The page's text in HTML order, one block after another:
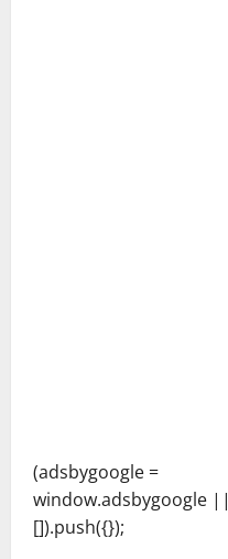
(adsbygoogle =
window.adsbygoogle ||
[]).push({});